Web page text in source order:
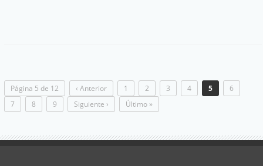
Página 5 de 12 ‹ Anterior 1 2 3 4 5
6
7
8 9 Siguiente › Último »